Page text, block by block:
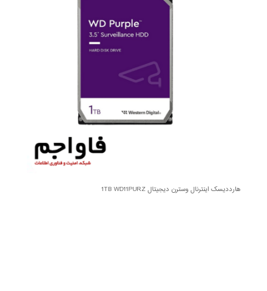
هارددیسک اینترنال وسترن دیجیتال 1TB WD11PURZ